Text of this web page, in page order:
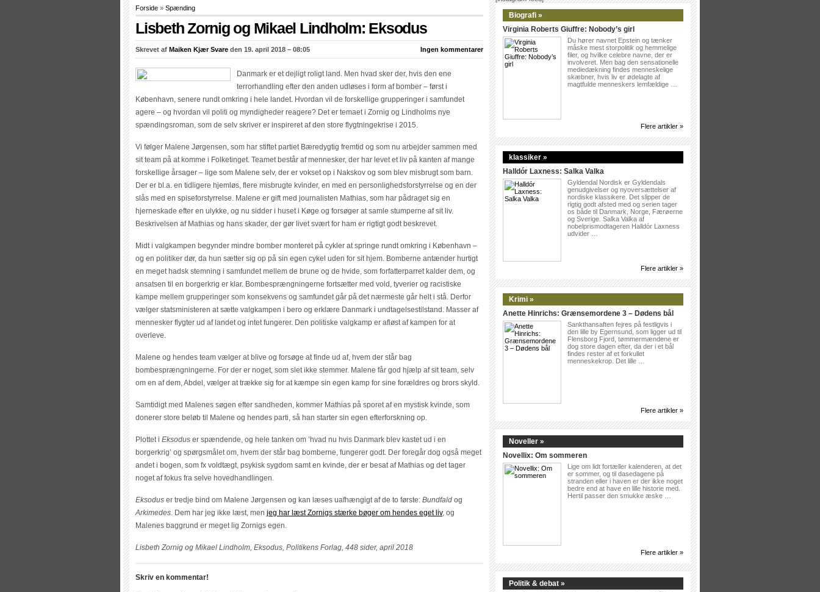
Forside » Spænding
Lisbeth Zornig og Mikael Lindholm: Eksodus
Skrevet af Maiken Kjær Svare den 19. april 2018 – 08:05 Ingen kommentarer
Danmark er et dejligt roligt land. Men hvad sker der, hvis den ene
terrorhandling efter den anden udløses i form af bomber – først i
København, senere rundt omkring i hele landet. Hvordan vil de forskellige grupperinger i samfundet
agere – og hvordan vil politi og myndigheder reagere? Det er temaet i Zornig og Lindholms nye
spændingsroman, som de selv skriver er inspireret af den store flygtningekrise i 2015.
Vi følger Malene Jørgensen, som har stiftet partiet Bæredygtig fremtid og som nu arbejder sammen med
sit team på at komme i Folketinget. Teamet består af mennesker, der har levet et liv på kanten af mange
forskellige årsager – lige som Malene selv, der er vokset op i Nakskov og som blev misbrugt som barn.
Der er bl.a. en tidligere hjemløs, flere misbrugte kvinder, en med en personlighedsforstyrrelse og en der
slås med en spiseforstyrrelse. Malene er gift med journalisten Mathias, som har pådraget sig en
hjerneskade efter en ulykke, og nu sidder i huset i Køge og forsøger at samle stumperne af sit liv.
Beskrivelsen af Mathias og hans skader, der gør livet svært for ham er rigtigt godt beskrevet.
Midt i valgkampen begynder mindre bomber monteret på cykler at springe rundt omkring i København –
og en politiker dør, da hun sætter sig op på sin egen cykel uden for sit hjem. Bomberne antænder hurtigt
en meget hadsk stemning i samfundet mellem de brune og de hvide, som forfatterparret kalder dem, og
ansatsen til en borgerkrig er klar. Bombesprængningerne fortsætter med vold, tyverier og racistiske
kampe mellem grupperinger som konsekvens og samfundet går på det nærmeste går helt i stå. Derfor
vælger statsministeren at sætte valgkampen i bero og erklære Danmark i undtagelsestilstand. Masser af
mennesker flygter ud af landet og intet fungerer. Den politiske valgkamp er afløst af kampen for at
overleve.
Malene og hendes team vælger at blive og forsøge at finde ud af, hvem der står bag
bombesprængningerne. For der er noget, som slet ikke stemmer. Malene får god hjælp af sit team, selv
om en af dem, Abdel, vælger at trække sig for at kæmpe sin egen kamp for sine forældres og brors skyld.
Samtidigt med Malenes søgen efter sandheden, kommer Mathias på sporet af en mystisk kvinde, som
donerer store beløb til Malene og hendes parti, så han starter sin egen efterforskning op.
Plottet i Eksodus er spændende, og hele tanken om ’hvad nu hvis Danmark blev kastet ud i en
borgerkrig’ og spørgsmålet om, hvem der står bag bomberne, fungerer godt. Der foregår dog også meget
andet i bogen, som fx voldtægt, psykisk sygdom samt en kvinde, der er besat af Mathias og det tager
noget af fokus fra selve hovedhandlingen.
Eksodus er tredje bind om Malene Jørgensen og kan læses uafhængigt af de to første: Bundfald og
Arkimedes. Dem har jeg ikke læst, men jeg har læst Zornigs stærke bøger om hendes eget liv, og
Malenes baggrund er meget lig Zornigs egen.
Lisbeth Zornig og Mikael Lindholm, Eksodus, Politikens Forlag, 448 sider, april 2018
Skriv en kommentar!
Biografi »
Virginia Roberts Giuffre: Nobody’s girl
Du hører navnet Epstein og tænker
måske mest storpolitik og hemmelige
filer, og hvilke celebre navne, der er
involveret. Men bag den sensationelle
mediedækning findes menneskelige
skæbner, hvis liv er ødelagte af
magtfulde menneskers lemfældige …
Flere artikler »
klassiker »
Halldór Laxness: Salka Valka
Gyldendal Nordisk er Gyldendals
genudgivelser og nyoversættelser af
nordiske klassikere. Det slipper de
rigtig godt afsted med og serien tager
os både til Danmark, Norge, Færøerne
og Sverige. Salka Valka af
nobelprismodtageren Halldór Laxness
udvider …
Flere artikler »
Krimi »
Anette Hinrichs: Grænsemordene 3 – Dødens bål
Sankthansaften fejres på festligvis i
den lille by Egernsund, som ligger ud til
Flensborg Fjord, tømmermændene er
dog store dagen efter, da der i et bål
findes rester af et forkullet
menneskekrop. Det lille …
Flere artikler »
Noveller »
Novellix: Om sommeren
Lige om lidt fortæller kalenderen, at det
er sommer, og til dasedagene på
stranden eller i haven er der ikke noget
bedre end at have en lille historie med.
Hertil passer den smukke æske …
Flere artikler »
Politik & debat »